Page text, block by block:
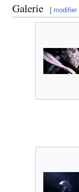
Galerie [ modifier